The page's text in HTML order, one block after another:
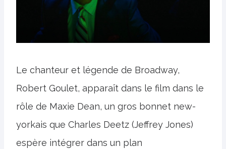
Le chanteur et légende de Broadway,
Robert Goulet, apparaît dans le film dans le
rôle de Maxie Dean, un gros bonnet new-
yorkais que Charles Deetz (Jeffrey Jones)
espère intégrer dans un plan